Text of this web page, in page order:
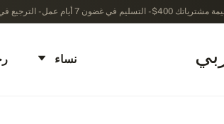
الترجيع في خلال 14 يوماً بعد الاستلام
نساء